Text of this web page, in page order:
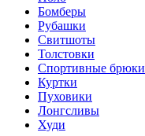
Бомберы
Рубашки
Свитшоты
Толстовки
Спортивные брюки
Куртки
Пуховики
Лонгсливы
Худи